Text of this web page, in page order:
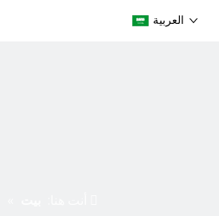
العربية